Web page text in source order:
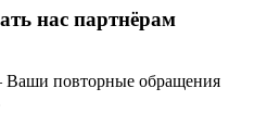
нас партнёрам
Ваши повторные обращения